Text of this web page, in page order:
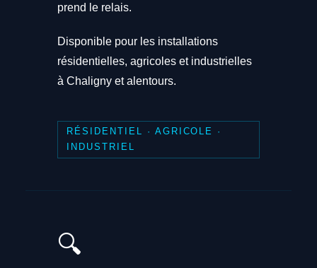
prend le relais.
Disponible pour les installations
résidentielles, agricoles et industrielles
à Chaligny et alentours.
RÉSIDENTIEL · AGRICOLE ·
INDUSTRIEL
🔍